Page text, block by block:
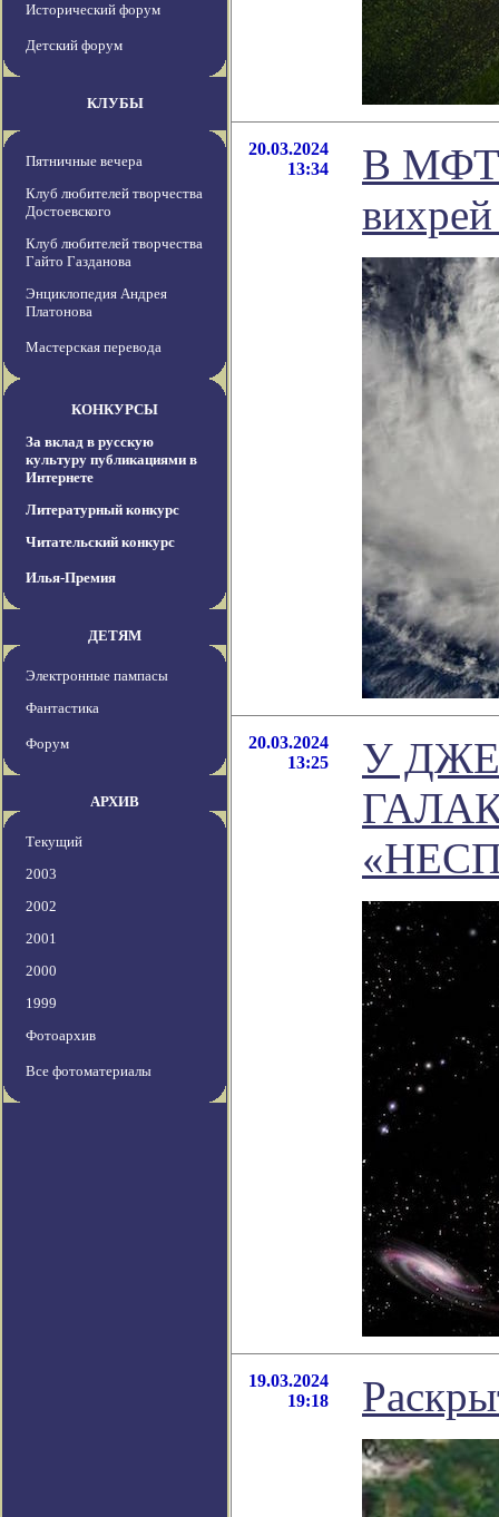
Исторический форум
Детский форум
КЛУБЫ
Пятничные вечера
Клуб любителей творчества
Достоевского
Клуб любителей творчества
Гайто Газданова
Энциклопедия Андрея
Платонова
Мастерская перевода
КОНКУРСЫ
За вклад в русскую
культуру публикациями в
Интернете
Литературный конкурс
Читательский конкурс
Илья-Премия
ДЕТЯМ
Электронные пампасы
Фантастика
Форум
АРХИВ
Текущий
2003
2002
2001
2000
1999
Фотоархив
Все фотоматериалы
20.03.2024
13:34
В
20.03.2024
13:25
У
19.03.2024
19:18